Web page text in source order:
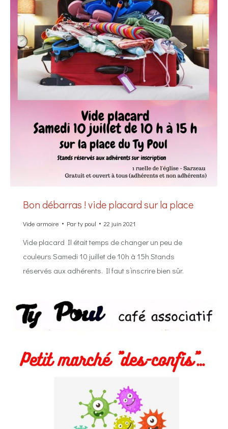
Bon débarras ! vide placard sur la place
Vide armoire Party poul 22 juin 2021
Vide placard Il était temps de changer un peu de
couleurs Samedi 10 juillet de 10h à 15h Stands
réservés aux adhérents. Il faut s’inscrire bien sûr.